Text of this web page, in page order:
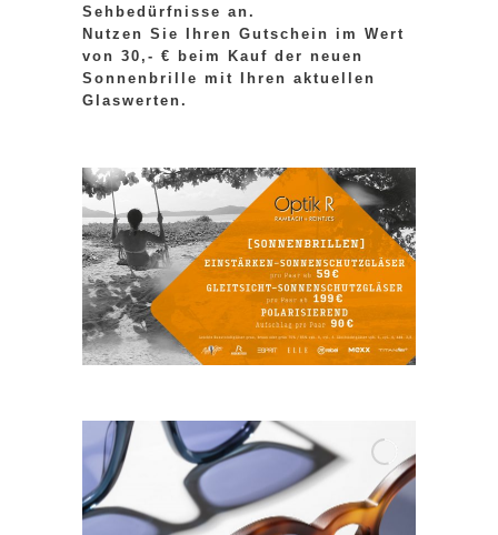
Sehbedürfnisse an.
Nutzen Sie Ihren Gutschein im Wert
von 30,- € beim Kauf der neuen
Sonnenbrille mit Ihren aktuellen
Glaswerten.